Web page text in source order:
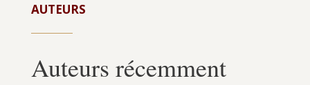
AUTEURS
Auteurs récemment